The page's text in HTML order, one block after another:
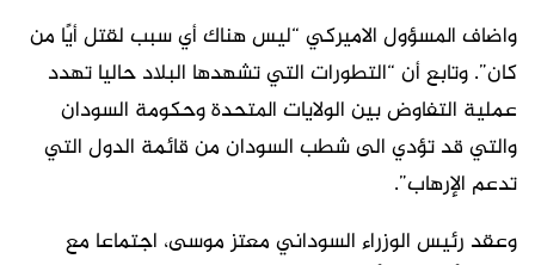
واضاف المسؤول الاميركي “ليس هناك أي سبب لقتل أيًا من
كان”. وتابع أن “التطورات التي تشهدها البلاد حاليا تهدد
عملية التفاوض بين الولايات المتحدة وحكومة السودان
والتي قد تؤدي الى شطب السودان من قائمة الدول التي
تدعم الإرهاب”.
وعقد رئيس الوزراء السوداني معتز موسى، اجتماعا مع